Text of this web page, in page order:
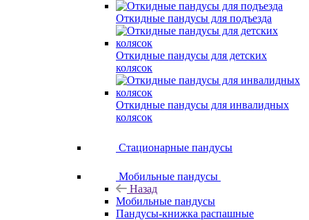
Откидные пандусы для подъезда
Откидные пандусы для детских
колясок
Откидные пандусы для инвалидных
колясок
Стационарные пандусы
Мобильные пандусы
Назад
Мобильные пандусы
Пандусы-книжка распашные